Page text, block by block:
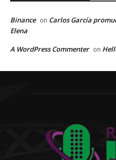
Binance on Carlos García
Elena
A WordPress Commenter on